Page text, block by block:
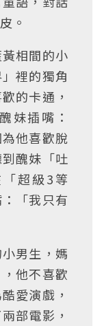
。
相間的小
裡的獨角
的卡通，
妹插嘴：
他喜歡脫
醜妹「吐
超級3等
「我只有
男生，媽
他不喜歡
愛演戲，
部電影，